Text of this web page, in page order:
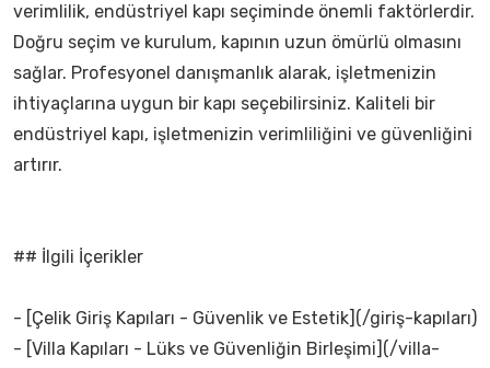
verimlilik, endüstriyel kapı seçiminde önemli faktörlerdir.
Doğru seçim ve kurulum, kapının uzun ömürlü olmasını
sağlar. Profesyonel danışmanlık alarak, işletmenizin
ihtiyaçlarına uygun bir kapı seçebilirsiniz. Kaliteli bir
endüstriyel kapı, işletmenizin verimliliğini ve güvenliğini
artırır.
## İlgili İçerikler
- [Çelik Giriş Kapıları - Güvenlik ve Estetik](/giriş-kapıları)
- [Villa Kapıları - Lüks ve Güvenliğin Birleşimi](/villa-